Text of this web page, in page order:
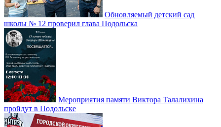
Обновляемый детский сад
школы № 12 проверил глава Подольска
Мероприятия памяти Виктора Талалихина
пройдут в Подольске